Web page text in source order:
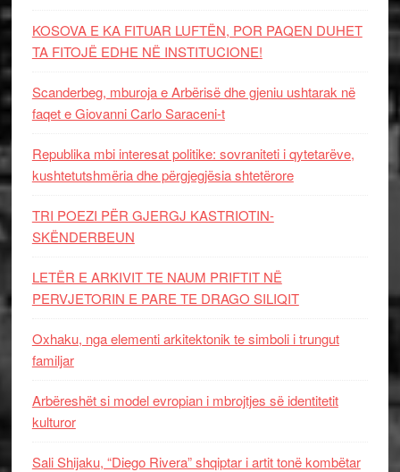
KOSOVA E KA FITUAR LUFTËN, POR PAQEN DUHET
TA FITOJË EDHE NË INSTITUCIONE!
Scanderbeg, mburoja e Arbërisë dhe gjeniu ushtarak në
faqet e Giovanni Carlo Saraceni-t
Republika mbi interesat politike: sovraniteti i qytetarëve,
kushtetutshmëria dhe përgjegjësia shtetërore
TRI POEZI PËR GJERGJ KASTRIOTIN-
SKËNDERBEUN
LETËR E ARKIVIT TE NAUM PRIFTIT NË
PERVJETORIN E PARE TE DRAGO SILIQIT
Oxhaku, nga elementi arkitektonik te simboli i trungut
familjar
Arbëreshët si model evropian i mbrojtjes së identitetit
kulturor
Sali Shijaku, “Diego Rivera” shqiptar i artit tonë kombëtar